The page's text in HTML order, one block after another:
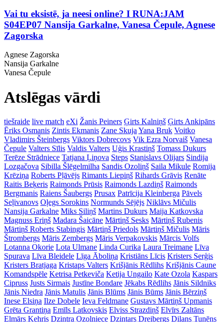
Vai tu eksistē, ja neesi online? I RUNA:JAM
S04EP07 Nansija Garkalne, Vanesa Čepule, Agnese
Zagorska
Agnese Zagorska
Nansija Garkalne
Vanesa Čepule
Atslēgas vārdi
tiešraide live match eXi Žanis Peiners Ģirts Kalniņš Ģirts Ankipāns
Ēriks Osmanis Zintis Ekmanis Zane Skuja Yana Bruk Voitko
Vladimirs Šteinbergs Viktors Dobrecovs Vik Ezra Norvaiš Vanesa
Čepule Valters Sīlis Valdis Valters Uģis Krastiņš Tomass Dukurs
Terēze Strādniece Tatjana Ļiņova Steps Staņislavs Olijars Sindija
Lozgačova Sibilla Šlēgelmilha Sandis Ozoliņš Saila Mikule Romija
Krēziņa Roberts Pļāvējs Rimants Liepiņš Rihards Grāvis Renāte
Raitis Beķeris Raimonds Prūsis Raimonds Lazdiņš Raimonds
Bergmanis Raiens Šaubergs Prusax Patrīcija Kleinberga Pāvels
Seļivanovs Oļegs Sorokins Normunds Sējējs Niklāvs Mičulis
Nansija Garkalne Miks Siliņš Martins Dukurs Maija Katkovska
Magnuss Eriņš Madara Šaicāne Mārtiņš Sesks Mārtiņš Rubenis
Mārtiņš Roberts Stabingis Mārtiņš Priedols Mārtiņš Mičulis Māris
Štrombergs Māris Zembergs Māris Verpakovskis Mārcis Volfs
Lotanna Okorie Lota Ulmane Linda Curika Laura Treimane Līva
Spurava Līva Bleidele Līga Āboliņa Kristiāns Līcis Kristers Serģis
Kristers Bratjaga Kristaps Valters Krišjānis Rēdlihs Krišjānis Caune
Komandspēle Ketrisa Petkeviča Ketija Ungailo Kate Ozola Kaspars
Cipruss Justs Sirmais Justīne Bondare Jēkabs Rēdlihs Jānis Sildniks
Jānis Niedra Jānis Matulis Jānis Blūms Jānis Būms Jānis Bērziņš
Inese Elsiņa Ilze Dobele Ieva Feldmane Gustavs Mārtiņš Upmanis
Grēta Grantiņa Emīls Latkovskis Elviss Strazdiņš Elvīrs Zaltāns
Elmārs Kehris Dzintra Ozolniece Dzintars Dreibergs Dilans Tunēns